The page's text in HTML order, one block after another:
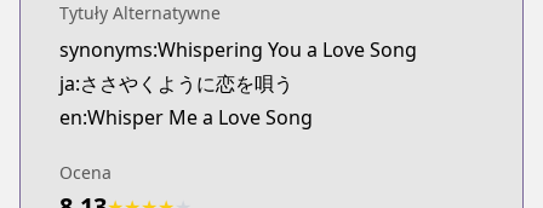
Tytuły Alternatywne
synonyms:Whispering You a Love Song
ja:ささやくように恋を唄う
en:Whisper Me a Love Song
Ocena